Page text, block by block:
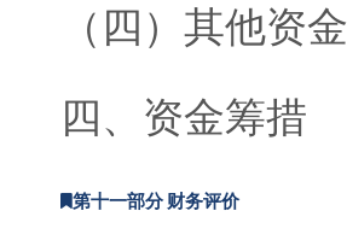
（四）其他资金
四、资金筹措
第十一部分 财务评价